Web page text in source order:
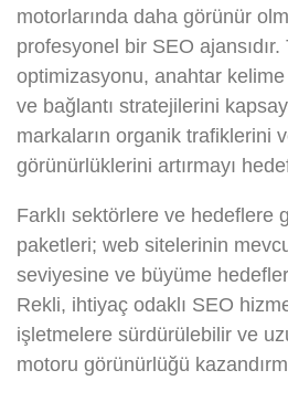
motorlarında daha görünür
profesyonel bir SEO
optimizasyonu, anahtar
ve bağlantı stratejilerini
markaların organik trafiklerini
görünürlüklerini artırmayı
Farklı sektörlere ve hedeflere
paketleri; web sitelerinin
seviyesine ve büyüme
Rekli, ihtiyaç odaklı SEO
işletmelere sürdürülebilir ve
motoru görünürlüğü